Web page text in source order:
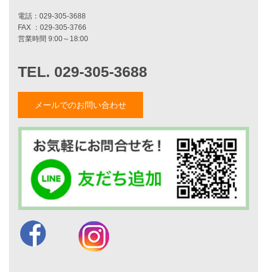
平屋をお考えの方へ
二世帯住宅をお考えの方へ
リフォームをお考えの方へ
施工事例一覧
家づくりナイスホームズについて
家づくりへの想い
スタッフ紹介
職人紹介
お知らせ・イベント情報
メールでのお問い合わせ